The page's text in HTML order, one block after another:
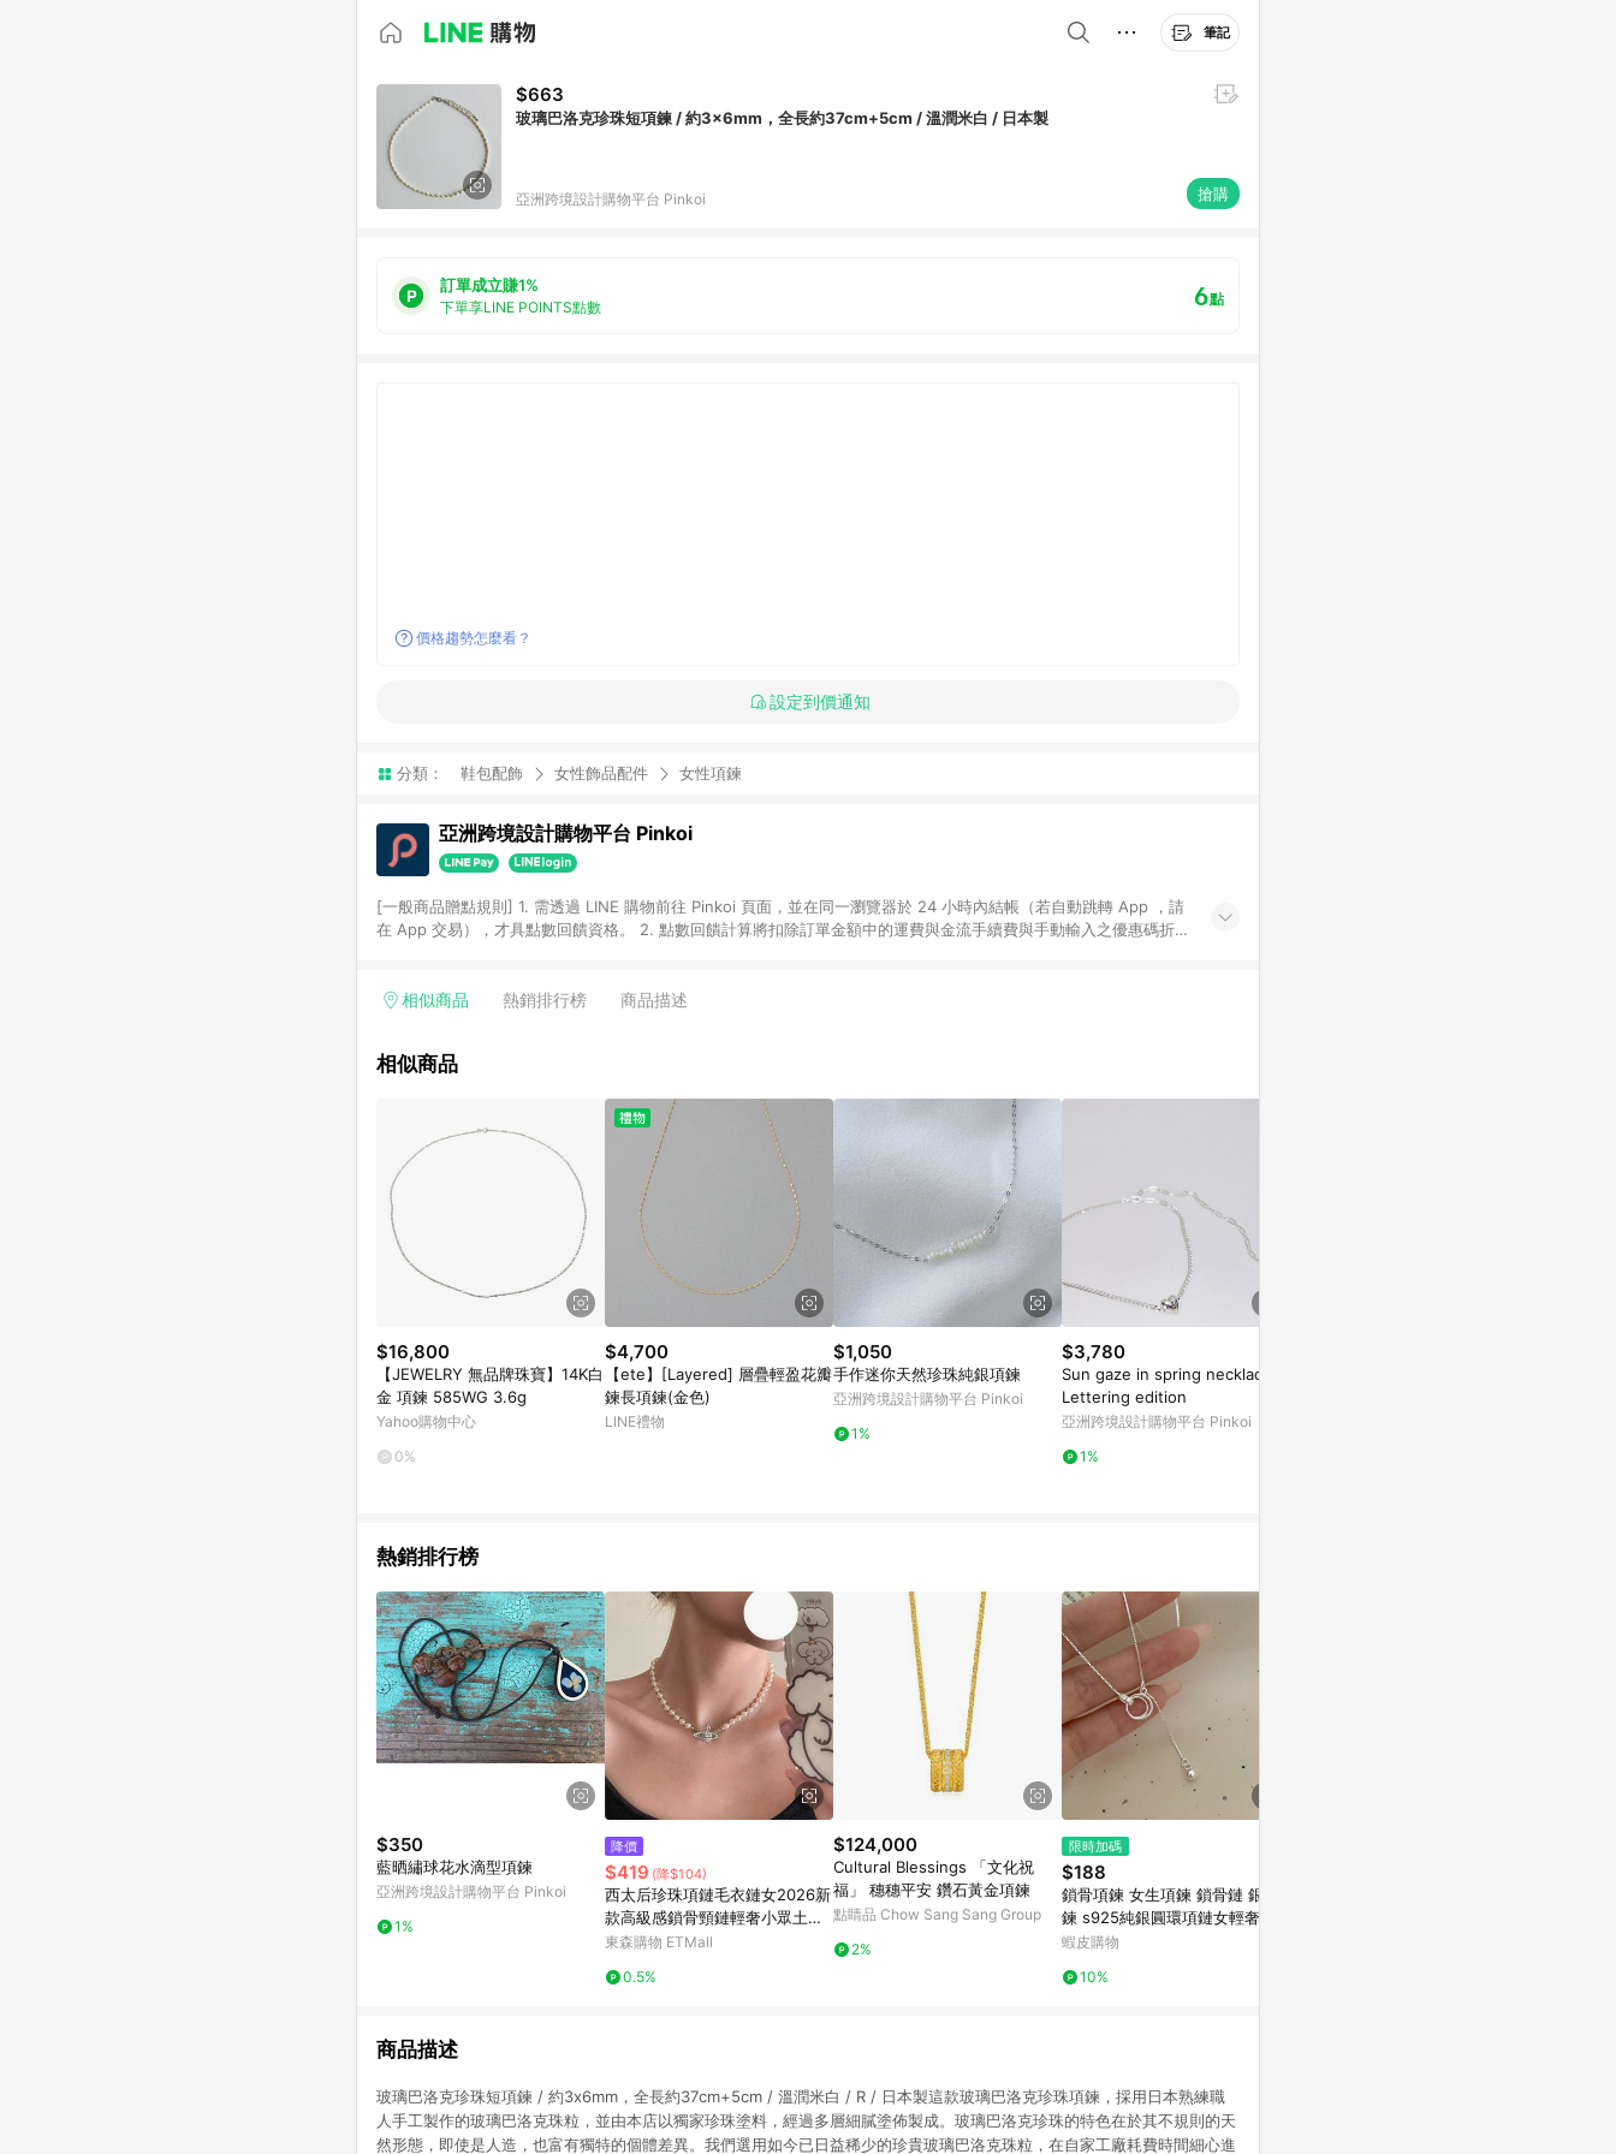
筆記
$663
玻璃巴洛克珍珠短項鍊 / 約3x6mm，全長約37cm+5cm / 溫潤米白 / 日本製
亞洲跨境設計購物平台 Pinkoi 搶購
訂單成立賺1%
下單享LINE POINTS點數 6點
價格趨勢怎麼看？
設定到價通知
分類： 鞋包配飾 女性飾品配件 女性項鍊
亞洲跨境設計購物平台 Pinkoi
[一般商品贈點規則] 1. 需透過 LINE 購物前往 Pinkoi 頁面，並在同一瀏覽器於 24 小時內結帳（若自動跳轉 App ，請
在 App 交易），才具點數回饋資格。 2. 點數回饋計算將扣除訂單金額中的運費與金流手續費與手動輸入之優惠碼折
格，部分退款不在此限。 6. APP 請更新至Android v4.6.0 / iOS v4.1.5 以上才具贈點資格。 7. 點數將於出貨後 45 天
使用規則請以點數紅包活動說明為準。 11. 若於 LINE 購物前往 Pinkoi 頁面後才首次下載 Pinkoi APP 並完成訂單，不
相似商品 熱銷排行榜 商品描述
相似商品
$16,800
【JEWELRY 無品牌珠寶】14K白
金 項鍊 585WG 3.6g
Yahoo購物中心
0%
$4,700
【ete】[Layered] 層疊輕盈花瓣
鍊長項鍊(金色)
LINE禮物
$1,050
手作迷你天然珍珠純銀項鍊
亞洲跨境設計購物平台 Pinkoi
1%
$3,780
Sun gaze in spring necklace -
Lettering edition
亞洲跨境設計購物平台 Pinkoi
1%
熱銷排行榜
$350
藍晒繡球花水滴型項鍊
亞洲跨境設計購物平台 Pinkoi
1%
降價
$419 (降$104)
西太后珍珠項鏈毛衣鏈女2026新
款高級感鎖骨頸鏈輕奢小眾土星
配飾
東森購物 ETMall
0.5%
$124,000
Cultural Blessings 「文化祝
福」 穗穗平安 鑽石黃金項鍊
點睛品 Chow Sang Sang Group
2%
限時加碼
$188
鎖骨項鍊 女生項鍊 鎖骨鏈 銀項
鍊 s925純銀圓環項鏈女輕奢小
衆百搭簡約設計高級感氣質鎖骨
蝦皮購物
10%
商品描述
玻璃巴洛克珍珠短項鍊 / 約3x6mm，全長約37cm+5cm / 溫潤米白 / R / 日本製這款玻璃巴洛克珍珠項鍊，採用日本熟練職
人手工製作的玻璃巴洛克珠粒，並由本店以獨家珍珠塗料，經過多層細膩塗佈製成。玻璃巴洛克珍珠的特色在於其不規則的天
然形態，即使是人造，也富有獨特的個體差異。我們選用如今已日益稀少的珍貴玻璃巴洛克珠粒，在自家工廠耗費時間細心進